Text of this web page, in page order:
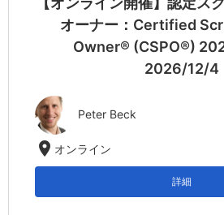
オーナー：Certified
Owner® (CSPO®)
2026/12/4
Peter Beck
location_on オンライン
詳細